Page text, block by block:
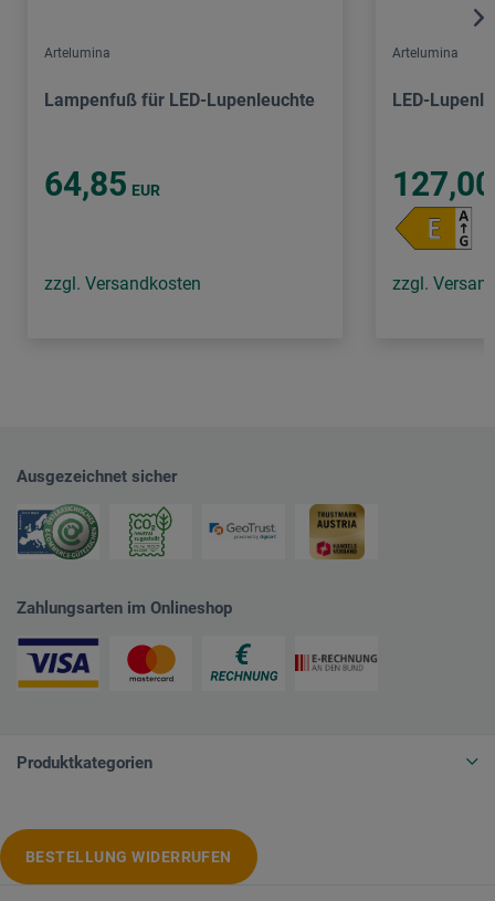
Artelumina
Lampenfuß für LED-Lupenleuchte
64,85 EUR
zzgl. Versandkosten
Artelumina
LED-
127,00
zzgl.
Ausgezeichnet sicher
Zahlungsarten im Onlineshop
Produktkategorien
BESTELLUNG WIDERRUFEN